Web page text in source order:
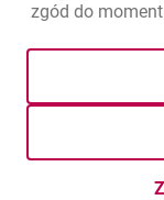
Ochrona danych
zgód do